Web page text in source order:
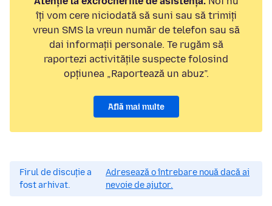
îți vom cere niciodată să suni sau să trimiți
vreun SMS la vreun număr de telefon sau să
dai informații personale. Te rugăm să
raportezi activitățile suspecte folosind
opțiunea „Raportează un abuz”.
Află mai multe
Firul de discuție a
fost arhivat.
Adresează o întrebare nouă dacă ai
nevoie de ajutor.